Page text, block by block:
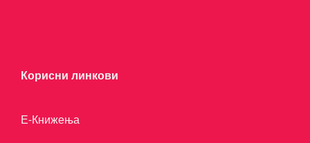
Корисни линкови
Е-Книжења